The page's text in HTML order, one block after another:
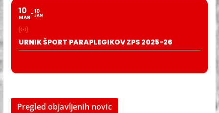
10
MAR
10
JAN
URNIK ŠPORT PARAPLEGIKOV ZPS 2025-26
Pregled objavljenih novic